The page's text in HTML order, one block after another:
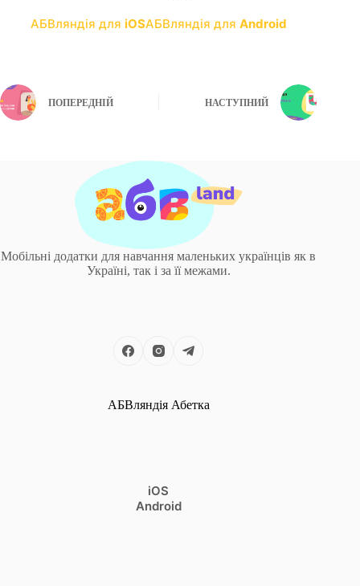
АБВляндія для iOSАБВляндія для Android
ПОПЕРЕДНІЙ НАСТУПНИЙ
Мобільні додатки для навчання маленьких українців як в
Україні, так і за її межами.
АБВляндія Абетка
iOS
Android